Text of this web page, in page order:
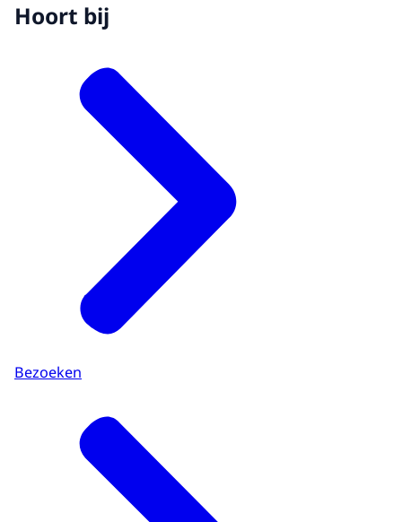
Hoort bij
Bezoeken